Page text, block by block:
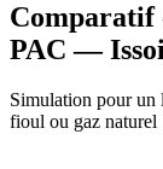
Comparatif
PAC —
Simulation pour un
fioul ou gaz naturel